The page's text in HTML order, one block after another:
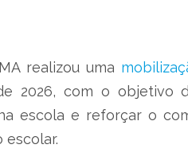
realizou uma
2026, com o objetivo
escola e reforçar o